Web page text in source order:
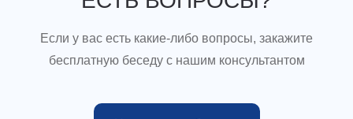
Если у вас есть какие-либо вопросы, закажите
бесплатную беседу с нашим консультантом